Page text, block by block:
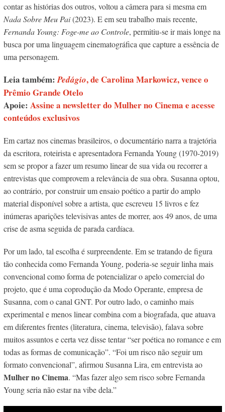
contar as histórias dos outros, voltou a câmera para si mesma em
Nada Sobre Meu Pai(2023). E em seu trabalho mais recente,
Fernanda Young: Foge-me ao Controle, permitiu-se ir mais longe na
busca por uma linguagem cinematográfica que capture a essência de
uma personagem.
Leia também:Pedágio, de Carolina Markowicz, vence o
Prêmio Grande Otelo
Apoie: Assine a newsletter do Mulher no Cinema e acesse
conteúdos exclusivos
Em cartaz nos cinemas brasileiros, o documentário narra a trajetória
da escritora, roteirista e apresentadora Fernanda Young (1970-2019)
sem se propor a fazer um resumo linear de sua vida ou recorrer a
entrevistas que comprovem a relevância de sua obra. Susanna optou,
ao contrário, por construir um ensaio poético a partir do amplo
material disponível sobre a artista, que escreveu 15 livros e fez
inúmeras aparições televisivas antes de morrer, aos 49 anos, de uma
crise de asma seguida de parada cardíaca.
Por um lado, tal escolha é surpreendente. Em se tratando de figura
tão conhecida como Fernanda Young, poderia-se seguir linha mais
convencional como forma de potencializar o apelo comercial do
projeto, que é uma coprodução da Modo Operante, empresa de
Susanna, com o canal GNT. Por outro lado, o caminho mais
experimental e menos linear combina com a biografada, que atuava
em diferentes frentes (literatura, cinema, televisão), falava sobre
muitos assuntos e certa vez disse tentar “ser poética no romance e em
todas as formas de comunicação”. “Foi um risco não seguir um
formato convencional”, afirmou Susanna Lira, em entrevista ao
Mulher no Cinema. “Mas fazer algo sem risco sobre Fernanda
Young seria não estar na vibe dela.”